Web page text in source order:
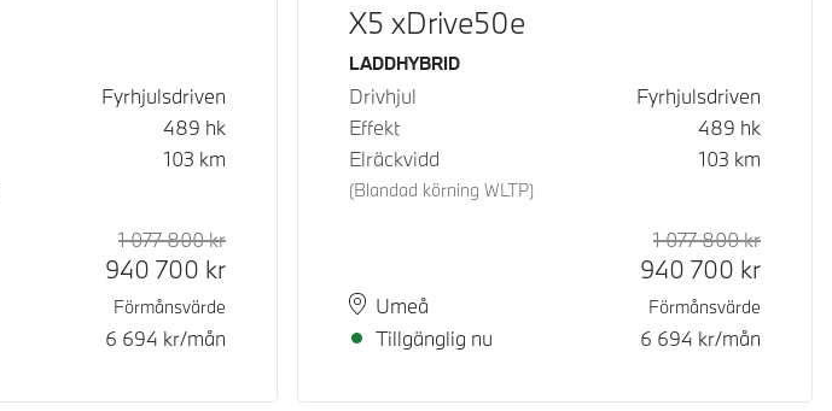
Fyrhjulsdriven
489 hk
103 km
Rek. ord pris
1 077 800krKontantpris
940 700 kr
Förmånsvärde
6 694 kr/mån
X5 xDrive50e
Bränsle
LADDHYBRID
Drivhjul
Fyrhjulsdriven
Effekt
489 hk
Elräckvidd
(Blandad körning WLTP)
103 km
PlatsUmeå
Leveranstid
Tillgänglig nu
Rek.
1 077 800kr
940 700 kr
Förmånsvärde
6 694 kr/mån